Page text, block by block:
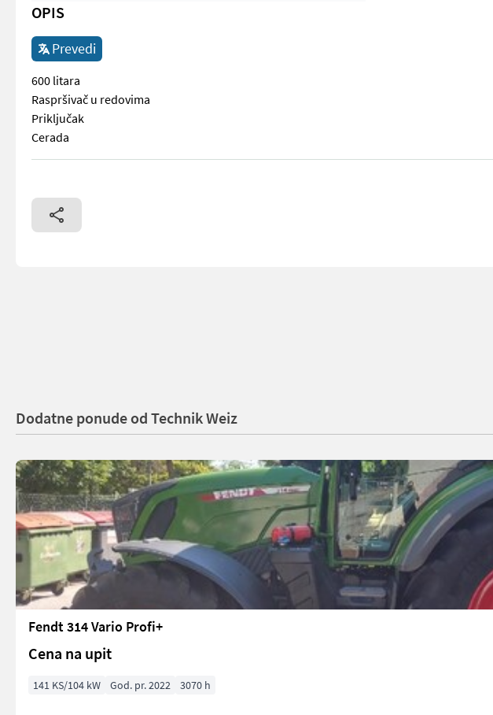
OPIS
Prevedi
600 litara
Raspršivač u redovima
Priključak
Cerada
600 litara Raspršivač u redovima Priključak Cerada
Dodatne ponude od Technik Weiz
Fendt 314 Vario Profi+
Cena na upit
141 KS/104 kW God. pr. 2022 3070 h